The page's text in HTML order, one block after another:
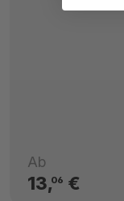
Ab
13,06 €